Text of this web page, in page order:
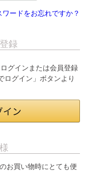
ワードをお忘れですか？
録
グインまたは会員登録
ログイン」ボタンより
お買い物時にとても便